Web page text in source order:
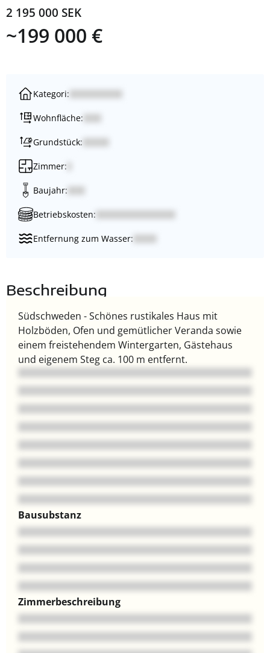
2 195 000 SEK
~199 000 €
Kategori:
Wohnfläche:
Grundstück:
Zimmer:
Baujahr:
Betriebskosten:
Entfernung zum Wasser:
Beschreibung
Südschweden - Schönes rustikales Haus mit
Holzböden, Ofen und gemütlicher Veranda sowie
einem freistehendem Wintergarten, Gästehaus
und eigenem Steg ca. 100 m entfernt.
Bausubstanz
Zimmerbeschreibung